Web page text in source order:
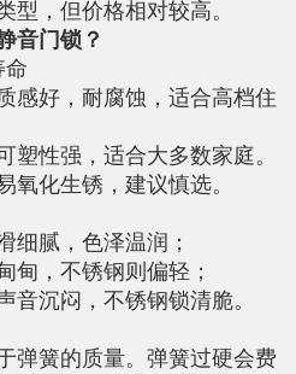
型，但价格相对较高。
音门锁？
命
感好，耐腐蚀，适合高档住
塑性强，适合大多数家庭。
氧化生锈，建议慎选。
细腻，色泽温润；
甸，不锈钢则偏轻；
音沉闷，不锈钢锁清脆。
弹簧的质量。弹簧过硬会费